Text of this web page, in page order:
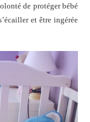
de protéger bébé
et être ingérée